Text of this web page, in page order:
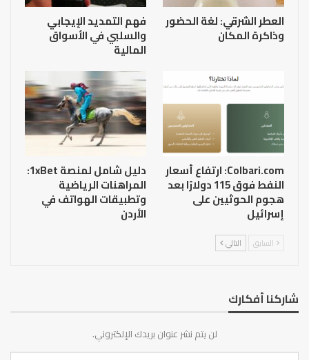
العطر الشرقي: لغة الحضور
وذاكرة المكان
فهم التمديد الإيجابي
والسلبي في الأسواق
المالية
Colbari.com: ارتفاع أسعار
النفط فوق 115 دولارًا بعد
هجوم الحوثيين على
إسرائيل
دليل شامل لمنصة 1xBet:
المراهنات الرياضية
وتطبيقات الهواتف في
الأردن
السابق التالي
شاركنا أفكارك
لن يتم نشر عنوان بريدك الإلكتروني.